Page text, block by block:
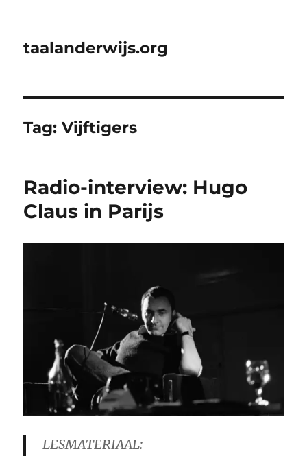
taalanderwijs.org
Tag:Vijftigers
Radio-interview: Hugo
Claus in Parijs
LESMATERIAAL: